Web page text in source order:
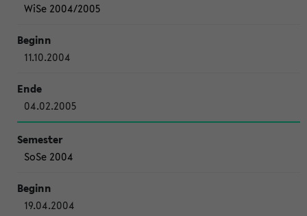
WiSe 2004/2005
11.10.2004
04.02.2005
SoSe 2004
19.04.2004